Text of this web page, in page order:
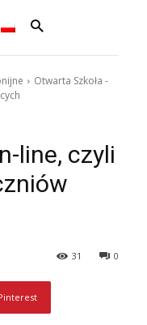
Otwarta Szkoła -
line, czyli
0
31